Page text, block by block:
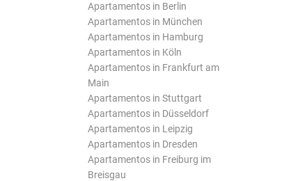
Apartamentos in Berlin
Apartamentos in München
Apartamentos in Hamburg
Apartamentos in Köln
Apartamentos in Frankfurt am
Main
Apartamentos in Stuttgart
Apartamentos in Düsseldorf
Apartamentos in Leipzig
Apartamentos in Dresden
Apartamentos in Freiburg im
Breisgau